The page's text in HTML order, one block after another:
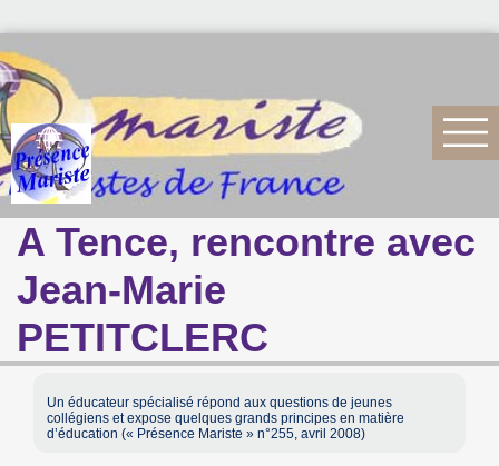
A Tence, rencontre avec
Jean-Marie
PETITCLERC
Un éducateur spécialisé répond aux questions de jeunes
collégiens et expose quelques grands principes en matière
d’éducation (« Présence Mariste » n°255, avril 2008)